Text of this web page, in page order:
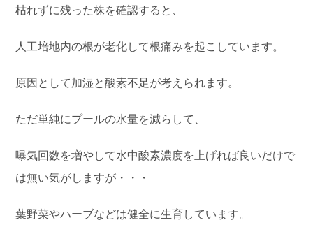
枯れずに残った株を確認すると、
人工培地内の根が老化して根痛みを起こしています。
原因として加湿と酸素不足が考えられます。
ただ単純にプールの水量を減らして、
曝気回数を増やして水中酸素濃度を上げれば良いだけで
は無い気がしますが・・・
葉野菜やハーブなどは健全に生育しています。